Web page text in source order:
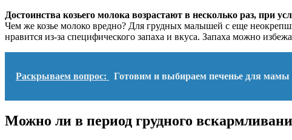
Достоинства козьего молока возрастают в несколько раз, при
Чем же козье молоко вредно? Для грудных малышей с еще
нравится из-за специфического запаха и вкуса. Запаха можно
Раскрываем вопрос: Готовим и выбираем печенье для
Можно ли в период грудного